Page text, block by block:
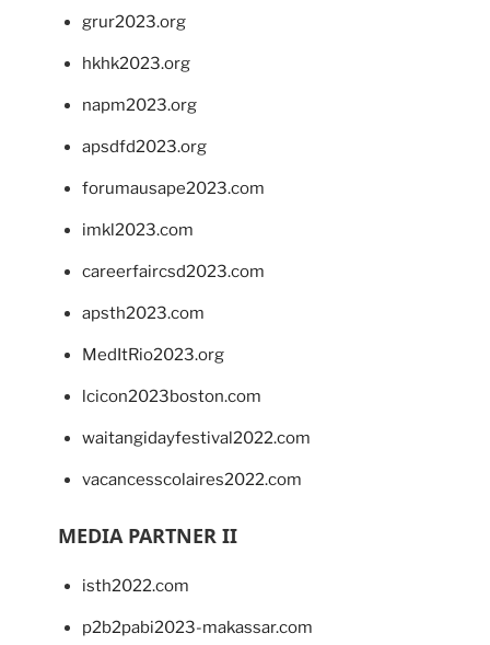
grur2023.org
hkhk2023.org
napm2023.org
apsdfd2023.org
forumausape2023.com
imkl2023.com
careerfaircsd2023.com
apsth2023.com
MedItRio2023.org
lcicon2023boston.com
waitangidayfestival2022.com
vacancesscolaires2022.com
MEDIA PARTNER II
isth2022.com
p2b2pabi2023-makassar.com